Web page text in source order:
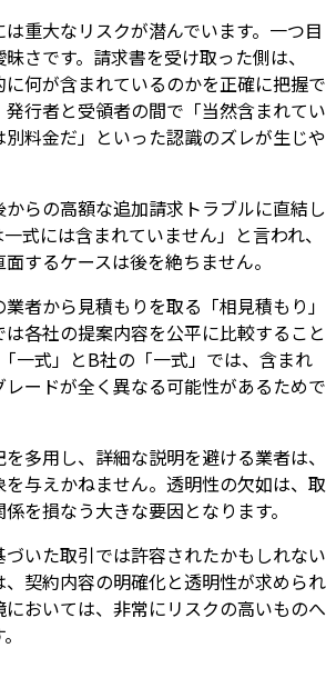
重大なリスクが潜んでいます。一つ目
さです。請求書を受け取った側は、
に何が含まれているのかを正確に把握で
行者と受領者の間で「当然含まれてい
料金だ」といった認識のズレが生じや
らの高額な追加請求トラブルに直結し
式には含まれていません」と言われ、
するケースは後を絶ちません。
者から見積もりを取る「相見積もり」
各社の提案内容を公平に比較すること
一式」とB社の「一式」では、含まれ
ードが全く異なる可能性があるためで
多用し、詳細な説明を避ける業者は、
与えかねません。透明性の欠如は、取
を損なう大きな要因となります。
いた取引では許容されたかもしれない
、契約内容の明確化と透明性が求められ
おいては、非常にリスクの高いものへ